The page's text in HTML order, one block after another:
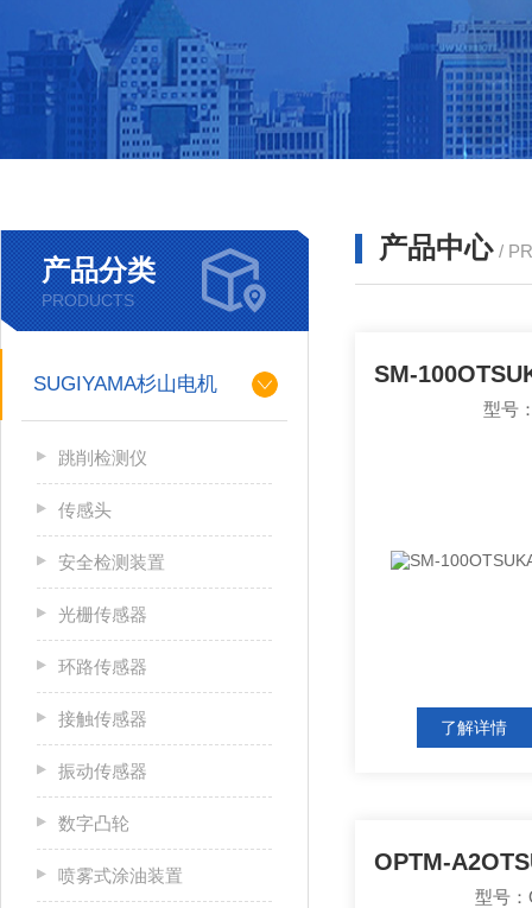
产品分类
PRODUCTS
SUGIYAMA杉山电机
跳削检测仪
传感头
安全检测装置
光栅传感器
环路传感器
接触传感器
振动传感器
数字凸轮
喷雾式涂油装置
产品中心 /
型号
了解详情
型号